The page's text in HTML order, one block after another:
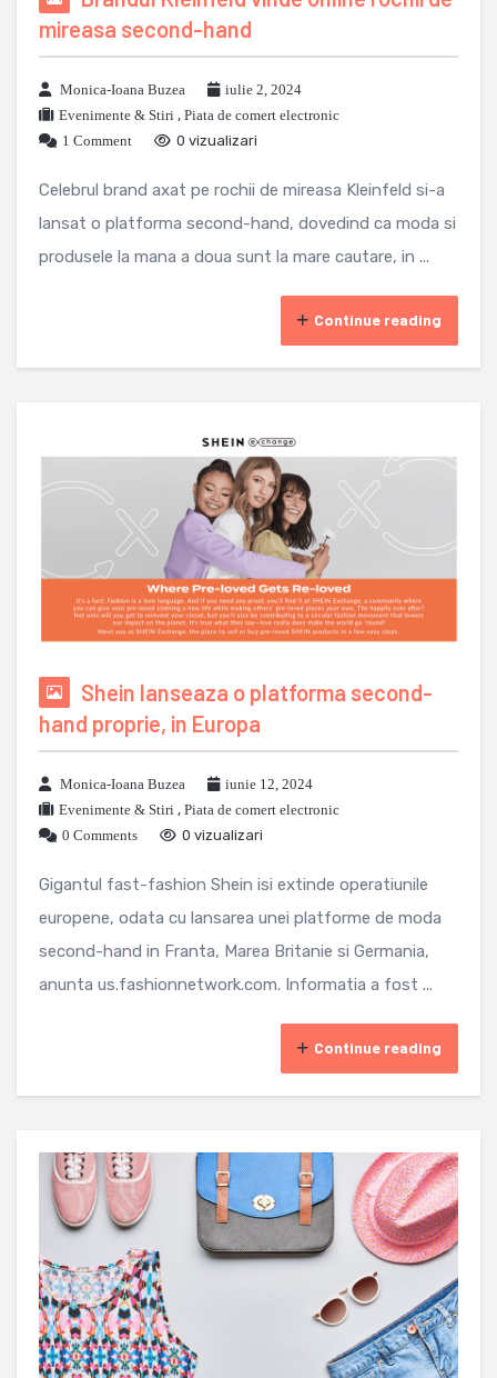
mireasa second-hand
Monica-Ioana Buzea
iulie 2, 2024
Evenimente & Stiri , Piata de comert electronic
1 Comment
0 vizualizari
Celebrul brand axat pe rochii de mireasa Kleinfeld si-a
lansat o platforma second-hand, dovedind ca moda si
produsele la mana a doua sunt la mare cautare, in ...
Continue reading
Shein lanseaza o platforma second-
hand proprie, in Europa
Monica-Ioana Buzea
iunie 12, 2024
Evenimente & Stiri , Piata de comert electronic
0 Comments
0 vizualizari
Gigantul fast-fashion Shein isi extinde operatiunile
europene, odata cu lansarea unei platforme de moda
second-hand in Franta, Marea Britanie si Germania,
anunta us.fashionnetwork.com. Informatia a fost ...
Continue reading